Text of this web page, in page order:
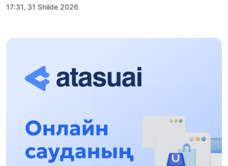
17:31, 31 Shilde 2026
Halyqaralyq «Formýla-1 H2O» jarysyn Qonaev
13:13, 30 Shilde 2026
12:01, 28 Shilde 2026
Abzal Dostıar: Dýman Muhametkárimdi Almaty